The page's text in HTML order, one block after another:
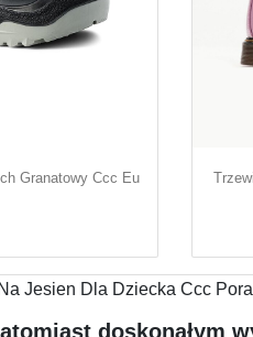
Granatowy Ccc Eu
doskonałym